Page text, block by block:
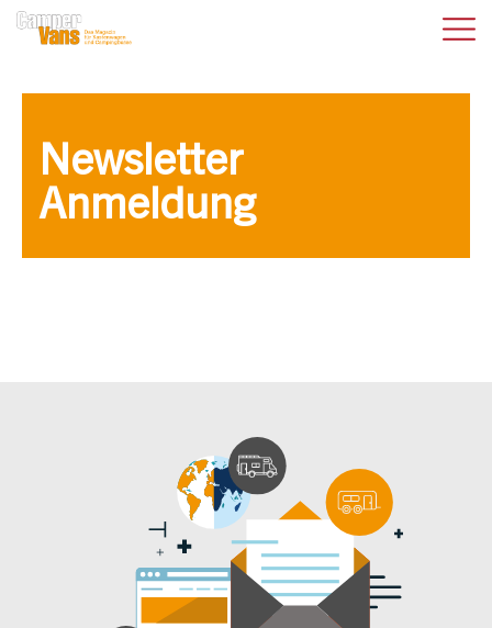
Newsletter
Anmeldung